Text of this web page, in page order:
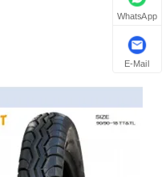
WhatsApp
E-Mail